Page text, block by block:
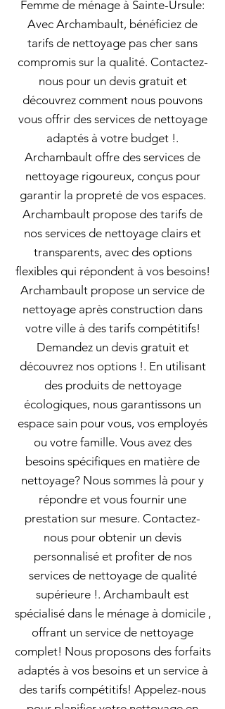
Femme de ménage à Sainte-Ursule:
Avec Archambault, bénéficiez de
tarifs de nettoyage pas cher sans
compromis sur la qualité. Contactez-
nous pour un devis gratuit et
découvrez comment nous pouvons
vous offrir des services de nettoyage
adaptés à votre budget !.
Archambault offre des services de
nettoyage rigoureux, conçus pour
garantir la propreté de vos espaces.
Archambault propose des tarifs de
nos services de nettoyage clairs et
transparents, avec des options
flexibles qui répondent à vos besoins!
Archambault propose un service de
nettoyage après construction dans
votre ville à des tarifs compétitifs!
Demandez un devis gratuit et
découvrez nos options !. En utilisant
des produits de nettoyage
écologiques, nous garantissons un
espace sain pour vous, vos employés
ou votre famille. Vous avez des
besoins spécifiques en matière de
nettoyage? Nous sommes là pour y
répondre et vous fournir une
prestation sur mesure. Contactez-
nous pour obtenir un devis
personnalisé et profiter de nos
services de nettoyage de qualité
supérieure !. Archambault est
spécialisé dans le ménage à domicile ,
offrant un service de nettoyage
complet! Nous proposons des forfaits
adaptés à vos besoins et un service à
des tarifs compétitifs! Appelez-nous